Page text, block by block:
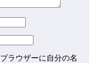
ラウザーに自分の名